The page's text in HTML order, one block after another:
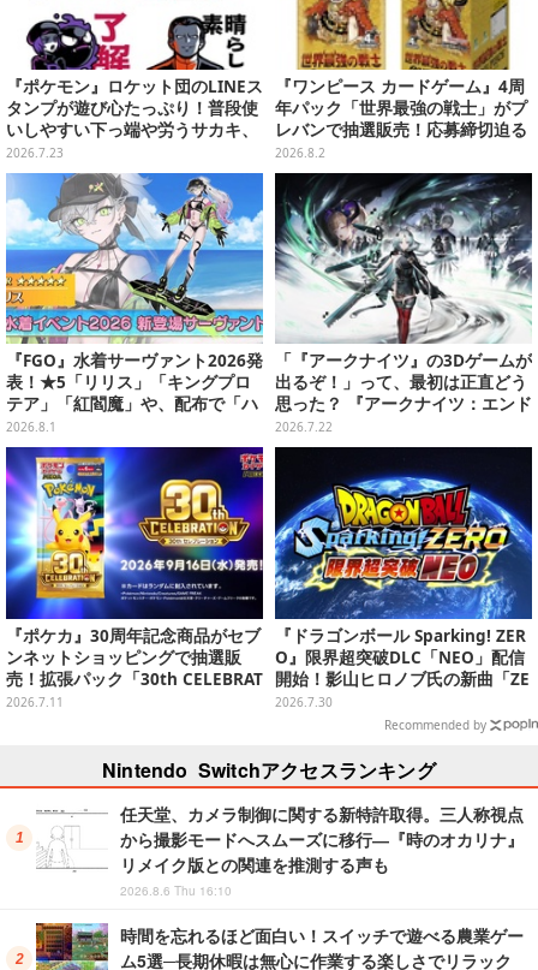
『ポケモン』ロケット団のLINEス
タンプが遊び心たっぷり！普段使
いしやすい下っ端や労うサカキ、
変装したコトネまで全40種
2026.7.23
『ワンピース カードゲーム』4周
年パック「世界最強の戦士」がプ
レバンで抽選販売！応募締切迫る
2026.8.2
『FGO』水着サーヴァント2026発
表！★5「リリス」「キングプロ
テア」「紅閻魔」や、配布で「ハ
ベトロット」も―今年は全7騎で
お届け
2026.8.1
「『アークナイツ』の3Dゲームが
出るぞ！」って、最初は正直どう
思った？ 『アークナイツ：エンド
フィールド』リリース半年を機
に、4人のインフルエンサーに聞
いてみたーシリーズを“奥深く”ま
で追ってきたからこその視点【座
談会】
2026.7.22
『ポケカ』30周年記念商品がセブ
ンネットショッピングで抽選販
売！拡張パック「30th CELEBRAT
ION」と「エーフィ・ブラッキー
2026.7.11
『ドラゴンボール Sparking! ZER
O』限界超突破DLC「NEO」配信
開始！影山ヒロノブ氏の新曲「ZE
RO」を使用したオープニングも
2026.7.30
Recommended by
Nintendo Switchアクセスランキング
任天堂、カメラ制御に関する新特許取得。三人称視点
から撮影モードへスムーズに移行―『時のオカリナ』
リメイク版との関連を推測する声も
2026.8.6 Thu 16:10
時間を忘れるほど面白い！スイッチで遊べる農業ゲー
ム5選─長期休暇は無心に作業する楽しさでリラック